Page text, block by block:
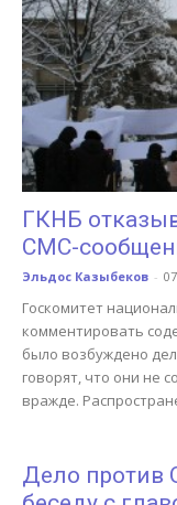
ГКНБ
СМС-
Эльдос Казыбеков -
Госкомитет
комментировать
было возбуждено
говорят, что они не
вражде.
Дело против